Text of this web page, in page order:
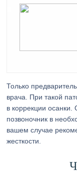
Только
врача. При такой
в коррекции
позвоночник в
вашем случае
жесткости.